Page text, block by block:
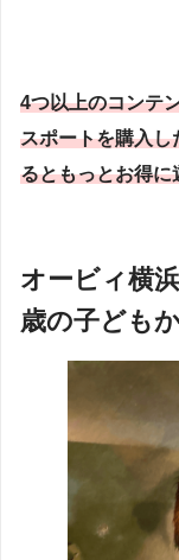
4つ以上のコンテ
スポートを購入し
るともっとお得に
オービィ横
歳の子ども